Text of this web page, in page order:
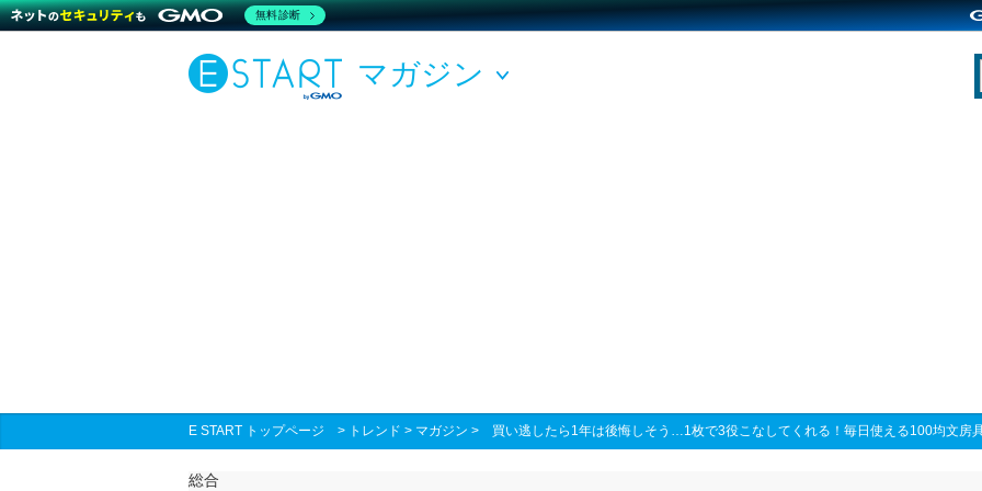
マガジン
E START トップページ > トレンド > マガジン > 買い逃したら1年は後悔しそう…1枚で3役こなしてくれる！毎日使える100均文房
総合
無料診断